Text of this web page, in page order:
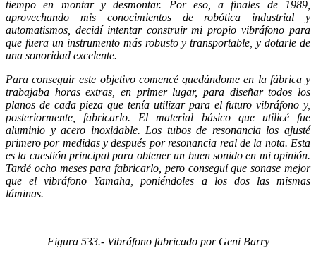
tiempo en montar y desmontar. Por eso, a finales de 1989,
aprovechando mis conocimientos de robótica industrial y
automatismos, decidí intentar construir mi propio vibráfono para
que fuera un instrumento más robusto y transportable, y dotarle de
una sonoridad excelente.
Para conseguir este objetivo comencé quedándome en la fábrica y
trabajaba horas extras, en primer lugar, para diseñar todos los
planos de cada pieza que tenía utilizar para el futuro vibráfono y,
posteriormente, fabricarlo. El material básico que utilicé fue
aluminio y acero inoxidable. Los tubos de resonancia los ajusté
primero por medidas y después por resonancia real de la nota. Esta
es la cuestión principal para obtener un buen sonido en mi opinión.
Tardé ocho meses para fabricarlo, pero conseguí que sonase mejor
que el vibráfono Yamaha, poniéndoles a los dos las mismas
láminas.
Figura 533.- Vibráfono fabricado por Geni Barry